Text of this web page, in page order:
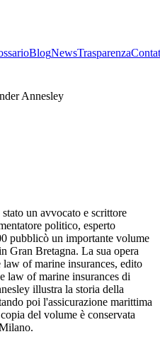
BlogNewsTrasparenza
Annesley
un avvocato e scrittore
politico, esperto
pubblicò un importante volume
Gran Bretagna. La sua opera
of marine insurances, edito
law of marine insurances di
illustra la storia della
poi l'assicurazione marittima
del volume è conservata